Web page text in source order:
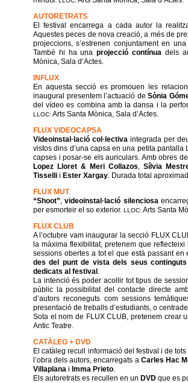
AUTORETRATS
El festival encarrega a cada autor la
Aquestes peces de nova creació, a més de
projeccions, s’estrenen conjuntament en
També hi ha unaprojecció contínua dels
Mònica, Sala d’Actes.
INFLUX
En aquesta secció es promouen les
inaugural presentem l’actuació deSònia
del vídeo es combina amb la dansa i la
LLOC: Arts Santa Mònica, Sala d’Actes.
FLUX VIDEOCAPSA
Videoinstal·lació col·lectiva integrada per
vistos dins d’una capsa en una petita
capses i posar-se els auriculars. Amb obres
Lopez Lloret & Meri Collazos, Sílvia
Tisselli i Ester Xargay. Durada total
FLUX MUT
“Shoot”,videoinstal·lació silenciosa
per esmorteir el so exterior. LLOC: Arts Santa
FLUX CLUB
A l’octubre vam inaugurar la secció FLUX
la màxima flexibilitat, pretenem que
sessions obertes a tot el que està passant
des del punt de vista dels seus
dedicats al festival .
La intenció és poder acollir tot tipus de
públic la possibilitat del contacte directe
d’autors reconeguts com sessions
presentació de treballs d’estudiants, o
Sota el nom de FLUX CLUB, pretenem
Antic Teatre.
CATÀLEG + DVD
El catàleg recull informació del festival i de
l’obra dels autors, encarregats a Carles Hac
Villaplana i Imma Prieto.
Els autoretrats es recullen en un DVD que es